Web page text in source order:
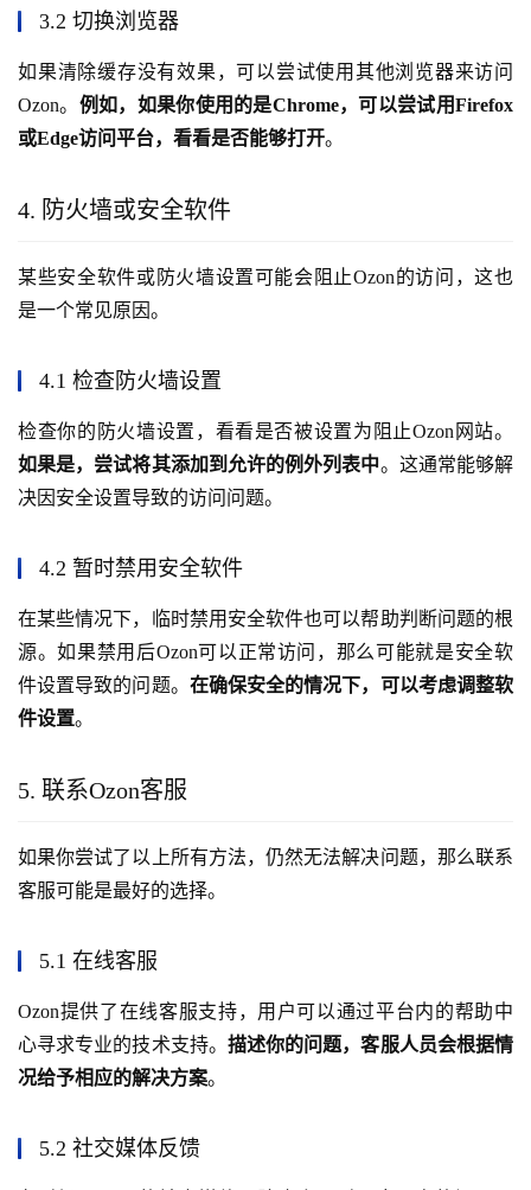
3.2 切换浏览器
如果清除缓存没有效果，可以尝试使用其他浏览器来访问
Ozon。 例如，如果你使用的是Chrome，可以尝试用Firefox
或Edge访问平台，看看是否能够打开。
4. 防火墙或安全软件
某些安全软件或防火墙设置可能会阻止Ozon的访问，这也
是一个常见原因。
4.1 检查防火墙设置
检查你的防火墙设置，看看是否被设置为阻止Ozon网站。
如果是，尝试将其添加到允许的例外列表中。这通常能够解
决因安全设置导致的访问问题。
4.2 暂时禁用安全软件
在某些情况下，临时禁用安全软件也可以帮助判断问题的根
源。如果禁用后Ozon可以正常访问，那么可能就是安全软
件设置导致的问题。 在确保安全的情况下，可以考虑调整软
件设置。
5. 联系Ozon客服
如果你尝试了以上所有方法，仍然无法解决问题，那么联系
客服可能是最好的选择。
5.1 在线客服
Ozon提供了在线客服支持，用户可以通过平台内的帮助中
心寻求专业的技术支持。 描述你的问题，客服人员会根据情
况给予相应的解决方案。
5.2 社交媒体反馈